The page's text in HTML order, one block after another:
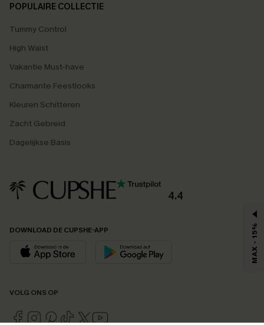
POPULAIRE COLLECTIE
Tummy Control
High Waist
Vakantie Must-have
Charmante Feestlooks
Kleuren Schitteren
Zacht Gebreid
Dagelijkse Basis
4.4
DOWNLOAD DE CUPSHE-APP
VOLG ONS OP
MAX - 15%